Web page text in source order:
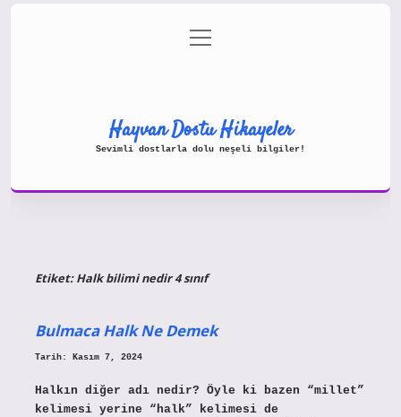
Gizlilik Politikası
menüyü
aç
Hayvan Dostu Hikayeler
Sevimli dostlarla dolu neşeli bilgiler!
Etiket:Halk bilimi nedir 4 sınıf
Bulmaca Halk Ne Demek
Tarih: Kasım 7, 2024
Halkın diğer adı nedir? Öyle ki bazen “millet”
kelimesi yerine “halk” kelimesi de